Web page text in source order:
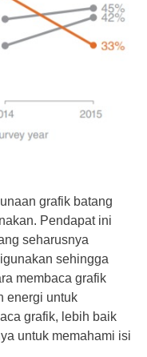
grafik batang
Pendapat ini
seharusnya
sehingga
membaca grafik
energi untuk
grafik, lebih baik
untuk memahami isi